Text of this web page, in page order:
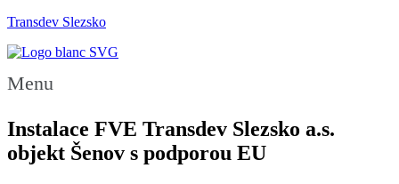
Transdev Slezsko
Menu
Instalace FVE Transdev Slezsko a.s.
objekt Šenov s podporou EU